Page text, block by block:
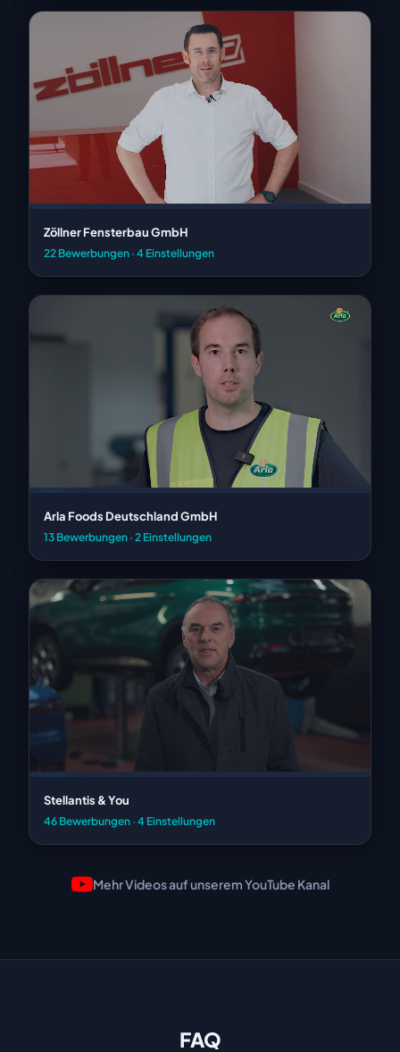
Zöllner Fensterbau GmbH
22 Bewerbungen · 4 Einstellungen
Arla Foods Deutschland GmbH
13 Bewerbungen · 2 Einstellungen
Stellantis & You
46 Bewerbungen · 4 Einstellungen
Mehr Videos auf unserem YouTube Kanal
FAQ